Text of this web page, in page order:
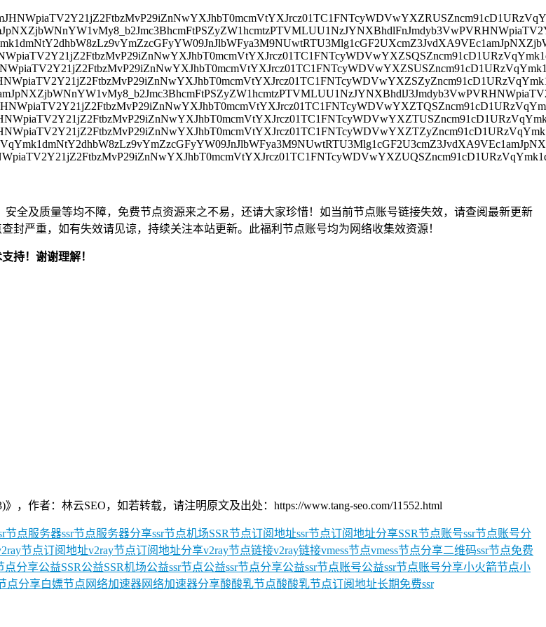
全及质量等均不障，免费节点资源来之不易，还请大家珍惜！如当前节点账号链接失效，请查阅最新更新
严重，如有失效请见谅，持续关注本站更新。此福利节点账号均为网络收集效资源！
持！谢谢理解！
，作者：林云SEO，如若转载，请注明原文及出处：https://www.tang-seo.com/11552.html
节点服务器ssr节点服务器分享ssr节点机场SSR节点订阅地址ssr节点订阅地址分享SSR节点账号ssr节点账号分
节点订阅地址v2ray节点订阅地址分享v2ray节点链接v2ray链接vmess节点vmess节点分享二维码ssr节点免费
点分享公益SSR公益SSR机场公益ssr节点公益ssr节点分享公益ssr节点账号公益ssr节点账号分享小火箭节点小
点分享白嫖节点 网络加速器网络加速器分享酸酸乳节点酸酸乳节点订阅地址长期免费ssr